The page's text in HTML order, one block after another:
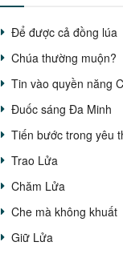
Để được cả đồng lúa
Chúa thường muộn?
Tin vào quyền năng
Đuốc sáng Đa Minh
Tiến bước trong yêu
Trao Lửa
Chăm Lửa
Che mà không khuất
Giữ Lửa